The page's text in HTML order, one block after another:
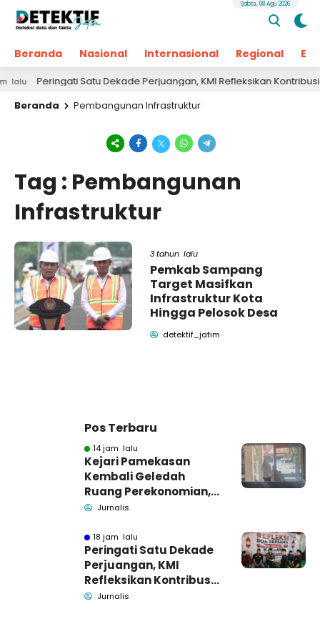
Beranda Nasional Internasional Regional
Sabtu, 08 Agu 2026
Peringati Satu Dekade Perjuangan, KMI Refleksikan Kontribusi
Beranda
Pembangunan Infrastruktur
Tag : Pembangunan
Infrastruktur
3 tahun lalu
Pemkab Sampang
Target Masifkan
Infrastruktur Kota
Hingga Pelosok Desa
detektif_jatim
Pos Terbaru
14 jam lalu
Kejari Pamekasan
Kembali Geledah
Ruang Perekonomian,
Pidsus: Tunggu Saja!
Jurnalis
18 jam lalu
Peringati Satu Dekade
Perjuangan, KMI
Refleksikan Kontribusi
untuk Masyarakat
Jurnalis